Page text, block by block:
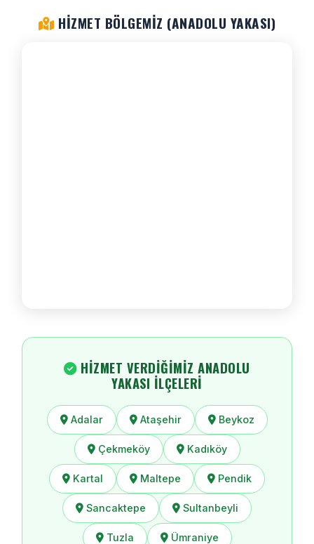
HIZMET BÖLGEMIZ (ANADOLU YAKASI)
HIZMET VERDIĞIMIZ ANADOLU
YAKASI İLÇELERI
Adalar Ataşehir Beykoz
Çekmeköy Kadıköy
Kartal Maltepe Pendik
Sancaktepe Sultanbeyli
Tuzla Ümraniye